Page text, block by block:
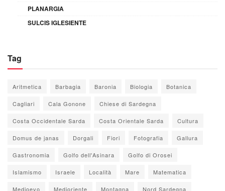
PLANARGIA
SULCIS IGLESIENTE
Tag
Aritmetica Barbagia Baronia Biologia Botanica
Cagliari Cala Gonone Chiese di Sardegna
Costa Occidentale Sarda Costa Orientale Sarda Cultura
Domus de janas Dorgali Fiori Fotografia Gallura
Gastronomia Golfo dell'Asinara Golfo di Orosei
Islamismo Israele Località Mare Matematica
Medioevo Medioriente Montagna Nord Sardegna